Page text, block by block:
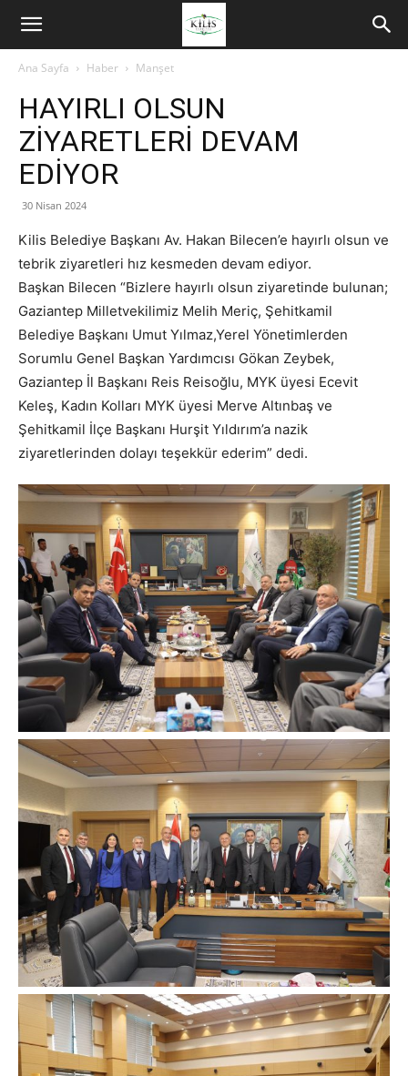
Ana Sayfa Haber Manşet
HAYIRLI OLSUN
ZİYARETLERİ DEVAM
EDİYOR
30 Nisan 2024
Kilis Belediye Başkanı Av. Hakan Bilecen’e hayırlı olsun ve
tebrik ziyaretleri hız kesmeden devam ediyor.
Başkan Bilecen “Bizlere hayırlı olsun ziyaretinde bulunan;
Gaziantep Milletvekilimiz Melih Meriç, Şehitkamil
Belediye Başkanı Umut Yılmaz,Yerel Yönetimlerden
Sorumlu Genel Başkan Yardımcısı Gökan Zeybek,
Gaziantep İl Başkanı Reis Reisoğlu, MYK üyesi Ecevit
Keleş, Kadın Kolları MYK üyesi Merve Altınbaş ve
Şehitkamil İlçe Başkanı Hurşit Yıldırım’a nazik
ziyaretlerinden dolayı teşekkür ederim” dedi.